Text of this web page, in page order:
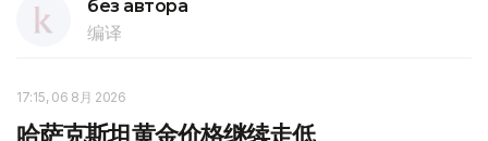
без автора
编译
17:15, 06 8月 2026